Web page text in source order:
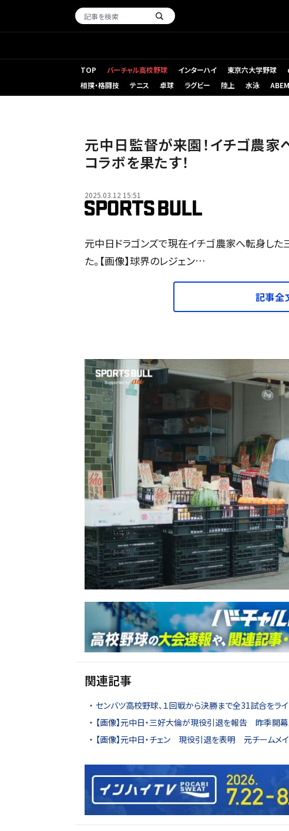
TOP バーチャル高校野球 インターハイ 東京六大学野球
相撲・格闘技
テニス 卓球 ラグビー 陸上 水泳
元中日監督が来園！イチゴ農
コラボを果たす！
2025.03.12 15:51
元中日ドラゴンズで現在イチゴ農家へ転身し
た。【画像】球界のレジェン…
記事全
関連記事
センバツ高校野球、１回戦から決勝まで全31試合をライ
【画像】元中日・三好大倫が現役引退を報告 昨季開幕
【画像】元中日・チェン 現役引退を表明 元チームメイ